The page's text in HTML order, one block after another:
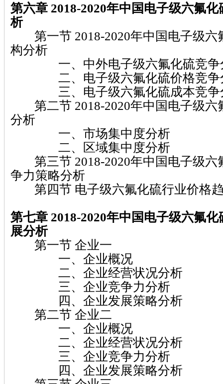
第六章 2018-2020年中国电子级六氟化
析
第一节 2018-2020年中国电子级六
构分析
一、中外电子级六氟化硫竞争
二、电子级六氟化硫价格竞争
三、电子级六氟化硫成本竞争
第二节 2018-2020年中国电子级六
分析
一、市场集中度分析
二、区域集中度分析
第三节 2018-2020年中国电子级六
争力策略分析
第四节 电子级六氟化硫行业价格
第七章 2018-2020年中国电子级六氟化
展分析
第一节 企业一
一、企业概况
二、企业经营状况分析
三、企业竞争力分析
四、企业发展策略分析
第二节 企业二
一、企业概况
二、企业经营状况分析
三、企业竞争力分析
四、企业发展策略分析